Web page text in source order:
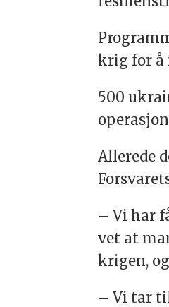
krig for å
500
Allerede
– Vi har
vet at
krigen,
– Vi tar